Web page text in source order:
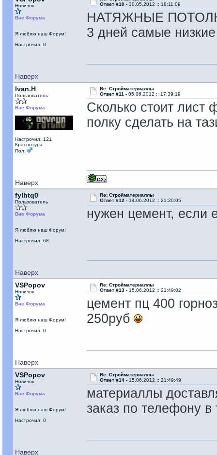
Новичок
Вне Форума
Я люблю наш Форум!
Настрочил: 0
Ответ #10 - 30.05.2012 :: 18:11:09
НАТЯЖНЫЕ ПОТОЛКИ
3 дней самые
Наверх
Ivan.H
Пользователь
Вне Форума
Настрочил: 121
Краснотура
Пол:
Re: Стройматериаллы
Ответ #11 - 05.06.2012 :: 17:39:19
Сколько стоит
полку сделать на
Наверх
fylhtq0
Пользователь
Вне Форума
Я люблю наш Форум!
Настрочил: 68
Re: Стройматериаллы
Ответ #12 - 14.06.2012 :: 21:20:05
нужен цемент, если
Наверх
VSPopov
Новичок
Вне Форума
Я люблю наш Форум!
Настрочил: 0
Re: Стройматериаллы
Ответ #13 - 15.06.2012 :: 21:49:02
цемент пц 400
250руб
Наверх
VSPopov
Новичок
Вне Форума
Я люблю наш Форум!
Настрочил: 0
Re: Стройматериаллы
Ответ #14 - 15.06.2012 :: 21:49:49
материаллы
заказ по телефону
Наверх